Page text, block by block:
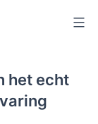
het echt